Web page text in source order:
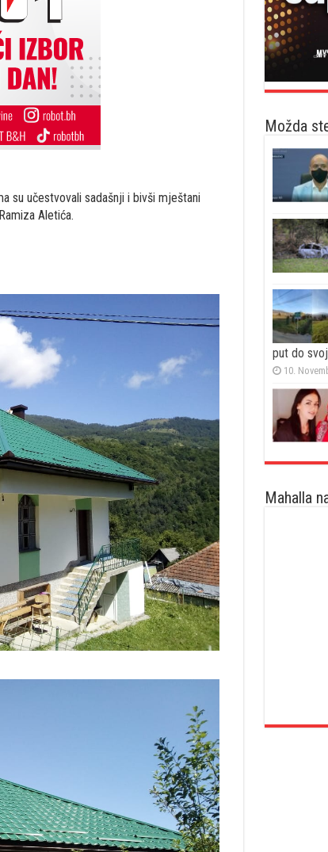
su učestvovali sadašnji i bivši mještani
Aletića.
Možda
put do
10.
Mahalla